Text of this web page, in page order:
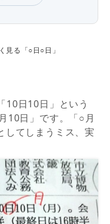
見る「○日○日」
10日10日」という
月 10日」です。「○月
してしまうミス、実